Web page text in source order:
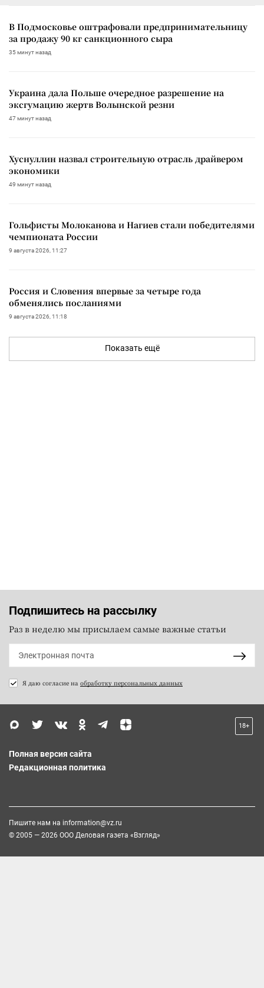
В Подмосковье оштрафовали предпринимательницу
за продажу 90 кг санкционного сыра
35 минут назад
Украина дала Польше очередное разрешение на
эксгумацию жертв Волынской резни
47 минут назад
Хуснуллин назвал строительную отрасль драйвером
экономики
49 минут назад
Гольфисты Молоканова и Нагиев стали победителями
чемпионата России
9 августа 2026, 11:27
Россия и Словения впервые за четыре года
обменялись посланиями
9 августа 2026, 11:18
Показать ещё
Подпишитесь на рассылку
Раз в неделю мы присылаем самые важные статьи
Я даю согласие на обработку персональных данных
18+
Полная версия сайта
Редакционная политика
Пишите нам на information@vz.ru
© 2005 — 2026 ООО Деловая газета «Взгляд»